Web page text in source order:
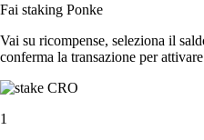
Fai staking Ponke
Vai su ricompense, seleziona il
conferma la transazione per
1